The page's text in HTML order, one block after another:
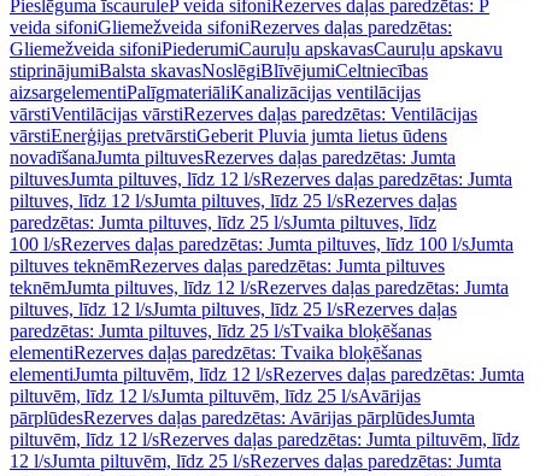
Pieslēguma īscauruleP veida sifoniRezerves daļas paredzētas: P
veida sifoniGliemežveida sifoniRezerves daļas paredzētas:
Gliemežveida sifoniPiederumiCauruļu apskavasCauruļu apskavu
stiprinājumiBalsta skavasNoslēgiBlīvējumiCeltniecības
aizsargelementiPalīgmateriāliKanalizācijas ventilācijas
vārstiVentilācijas vārstiRezerves daļas paredzētas: Ventilācijas
vārstiEnerģijas pretvārstiGeberit Pluvia jumta lietus ūdens
novadīšanaJumta piltuvesRezerves daļas paredzētas: Jumta
piltuvesJumta piltuves, līdz 12 l/sRezerves daļas paredzētas: Jumta
piltuves, līdz 12 l/sJumta piltuves, līdz 25 l/sRezerves daļas
paredzētas: Jumta piltuves, līdz 25 l/sJumta piltuves, līdz
100 l/sRezerves daļas paredzētas: Jumta piltuves, līdz 100 l/sJumta
piltuves teknēmRezerves daļas paredzētas: Jumta piltuves
teknēmJumta piltuves, līdz 12 l/sRezerves daļas paredzētas: Jumta
piltuves, līdz 12 l/sJumta piltuves, līdz 25 l/sRezerves daļas
paredzētas: Jumta piltuves, līdz 25 l/sTvaika bloķēšanas
elementiRezerves daļas paredzētas: Tvaika bloķēšanas
elementiJumta piltuvēm, līdz 12 l/sRezerves daļas paredzētas: Jumta
piltuvēm, līdz 12 l/sJumta piltuvēm, līdz 25 l/sAvārijas
pārplūdesRezerves daļas paredzētas: Avārijas pārplūdesJumta
piltuvēm, līdz 12 l/sRezerves daļas paredzētas: Jumta piltuvēm, līdz
12 l/sJumta piltuvēm, līdz 25 l/sRezerves daļas paredzētas: Jumta